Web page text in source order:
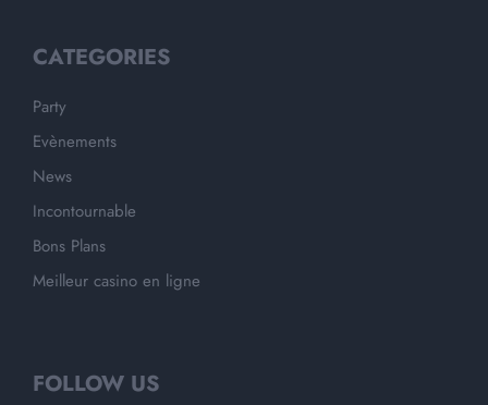
CATEGORIES
Party
Evènements
News
Incontournable
Bons Plans
Meilleur casino en ligne
FOLLOW US